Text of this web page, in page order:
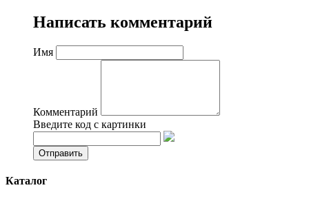
Написать комментарий
Имя
Комментарий
Введите код с картинки
Каталог